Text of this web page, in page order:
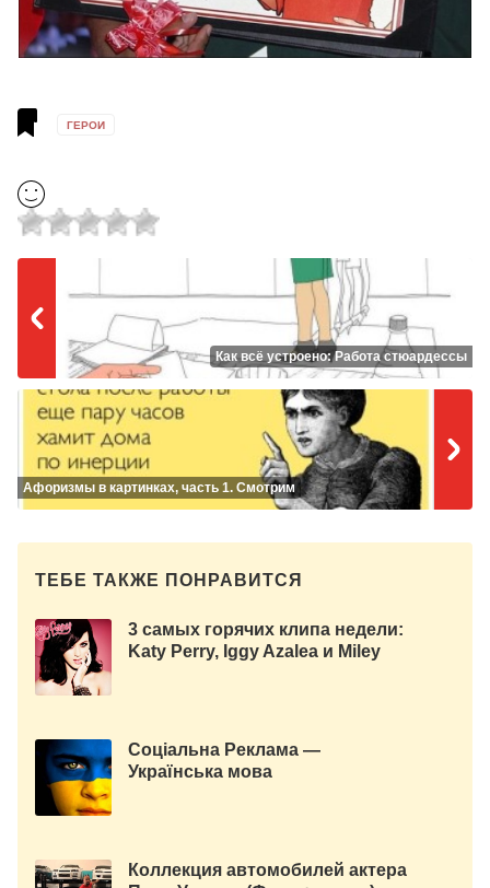
ГЕРОИ
Как всё устроено: Работа стюардессы
Афоризмы в картинках, часть 1. Смотрим
ТЕБЕ ТАКЖЕ ПОНРАВИТСЯ
3 самых горячих клипа недели:
Katy Perry, Iggy Azalea и Miley
Соціальна Реклама —
Українська мова
Коллекция автомобилей актера